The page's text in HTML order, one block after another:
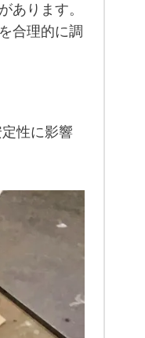
あります。
合理的に調
性に影響